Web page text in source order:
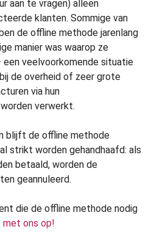
aan te vragen) alleen
klanten. Sommige van
de offline methode jarenlang
manier was waarop ze
een veelvoorkomende situatie
de overheid of zeer grote
via hun
verwerkt.
blijft de offline methode
strikt worden gehandhaafd: als
betaald, worden de
geannuleerd.
die de offline methode nodig
ons op!